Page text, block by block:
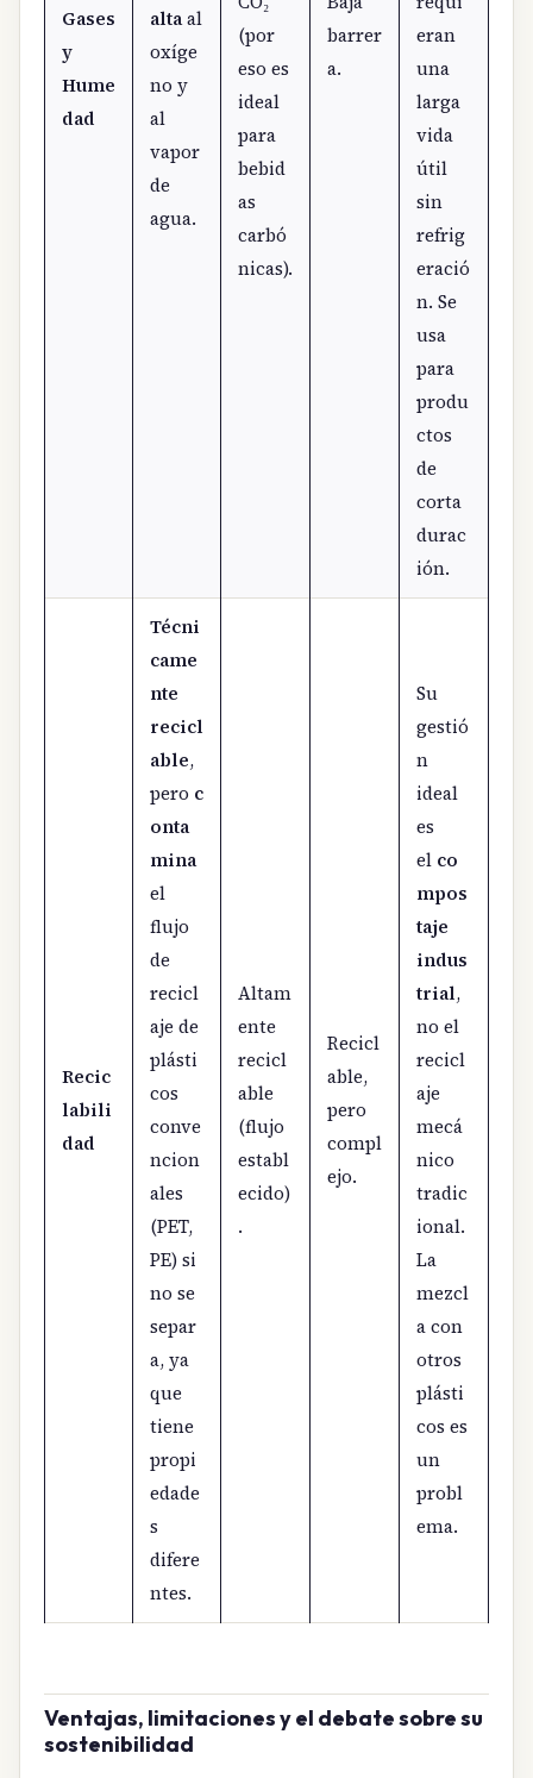
Gases
y
Hume
dad
altaal
oxíge
no y
al
vapor
de
agua.
(por
eso es
ideal
para
bebid
as
carbó
nicas).
barrer
a.
eran
una
larga
vida
útil
sin
refrig
eració
n. Se
usa
para
produ
ctos
de
corta
durac
ión.
Recic
labili
dad
Técni
came
nte
recicl
able,
pero c
onta
mina
el
flujo
de
recicl
aje de
plásti
cos
conve
ncion
ales
(PET,
PE) si
no se
separ
a, ya
que
tiene
propi
edade
s
difere
ntes.
Altam
ente
recicl
able
(flujo
establ
ecido)
.
Recicl
able,
pero
compl
ejo.
Su
gestió
n
ideal
es
el co
mpos
taje
indus
trial,
no el
recicl
aje
mecá
nico
tradic
ional.
La
mezcl
a con
otros
plásti
cos es
un
probl
ema.
Ventajas, limitaciones y el debate sobre su
sostenibilidad